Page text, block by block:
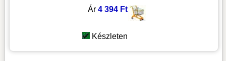
Ár 4 394 Ft
Készleten